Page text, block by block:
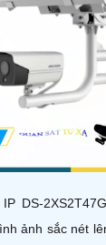
DS-
ảnh sắc nét